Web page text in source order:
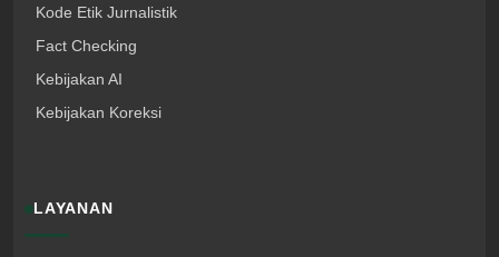
Kode Etik Jurnalistik
Fact Checking
Kebijakan AI
Kebijakan Koreksi
LAYANAN